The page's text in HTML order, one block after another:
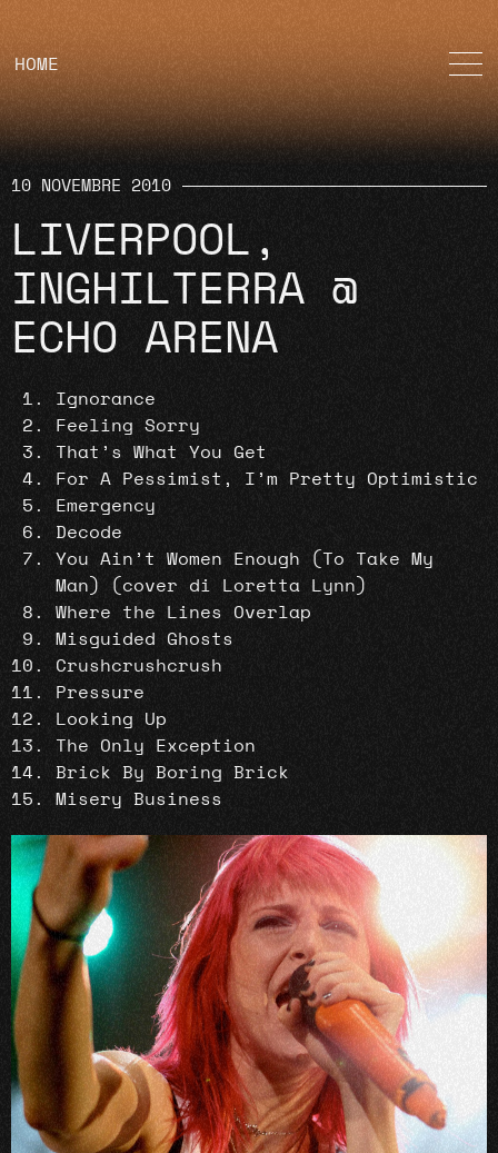
HOME
10 NOVEMBRE 2010
LIVERPOOL,
INGHILTERRA @
ECHO ARENA
Ignorance
Feeling Sorry
That’s What You Get
For A Pessimist, I’m Pretty Optimistic
Emergency
Decode
You Ain’t Women Enough (To Take My
Man) (cover di Loretta Lynn)
Where the Lines Overlap
Misguided Ghosts
Crushcrushcrush
Pressure
Looking Up
The Only Exception
Brick By Boring Brick
Misery Business